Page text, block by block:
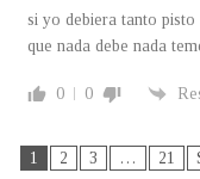
si yo debiera tanto
que nada debe nada
0 0
1 2 3 … 21